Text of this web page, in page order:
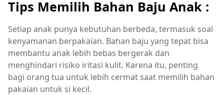
Tips Memilih Bahan Baju Anak :
Setiap anak punya kebutuhan berbeda, termasuk soal
kenyamanan berpakaian. Bahan baju yang tepat bisa
membantu anak lebih bebas bergerak dan
menghindari risiko iritasi kulit. Karena itu, penting
bagi orang tua untuk lebih cermat saat memilih bahan
pakaian untuk si kecil.